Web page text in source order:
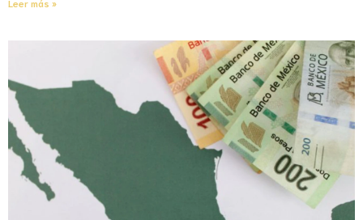
Leer más »